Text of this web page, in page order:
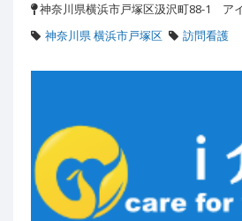
神奈川県横浜市戸塚区汲沢町88-1 ア
神奈川県 横浜市戸塚区
訪問看護